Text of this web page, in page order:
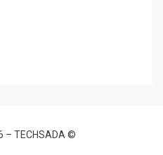
© Copyright 2026 –
TECHSADA